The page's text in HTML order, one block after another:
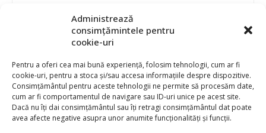
Administrează
consimțămintele pentru
cookie-uri
Pentru a oferi cea mai bună experiență, folosim tehnologii, cum ar fi
cookie-uri, pentru a stoca și/sau accesa informațiile despre dispozitive.
Consimțământul pentru aceste tehnologii ne permite să procesăm date,
cum ar fi comportamentul de navigare sau ID-uri unice pe acest site.
Dacă nu îți dai consimțământul sau îți retragi consimțământul dat poate
avea afecte negative asupra unor anumite funcționalități și funcții.
Analog Devices
Anritsu Corporation
Ansys
APS
Arduino
Arm
Asentics